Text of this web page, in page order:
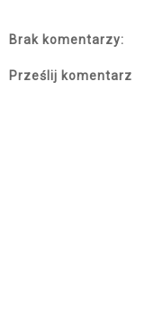
Brak komentarzy:
Prześlij komentarz